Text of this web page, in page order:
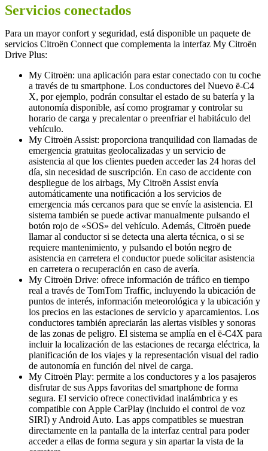
Servicios conectados
Para un mayor confort y seguridad, está disponible un paquete de
servicios Citroën Connect que complementa la interfaz My Citroën
Drive Plus:
My Citroën: una aplicación para estar conectado con tu coche
a través de tu smartphone. Los conductores del Nuevo ë-C4
X, por ejemplo, podrán consultar el estado de su batería y la
autonomía disponible, así como programar y controlar su
horario de carga y precalentar o preenfriar el habitáculo del
vehículo.
My Citroën Assist: proporciona tranquilidad con llamadas de
emergencia gratuitas geolocalizadas y un servicio de
asistencia al que los clientes pueden acceder las 24 horas del
día, sin necesidad de suscripción. En caso de accidente con
despliegue de los airbags, My Citroën Assist envía
automáticamente una notificación a los servicios de
emergencia más cercanos para que se envíe la asistencia. El
sistema también se puede activar manualmente pulsando el
botón rojo de «SOS» del vehículo. Además, Citroën puede
llamar al conductor si se detecta una alerta técnica, o si se
requiere mantenimiento, y pulsando el botón negro de
asistencia en carretera el conductor puede solicitar asistencia
en carretera o recuperación en caso de avería.
My Citroën Drive: ofrece información de tráfico en tiempo
real a través de TomTom Traffic, incluyendo la ubicación de
puntos de interés, información meteorológica y la ubicación y
los precios en las estaciones de servicio y aparcamientos. Los
conductores también apreciarán las alertas visibles y sonoras
de las zonas de peligro. El sistema se amplía en el ë-C4X para
incluir la localización de las estaciones de recarga eléctrica, la
planificación de los viajes y la representación visual del radio
de autonomía en función del nivel de carga.
My Citroën Play: permite a los conductores y a los pasajeros
disfrutar de sus Apps favoritas del smartphone de forma
segura. El servicio ofrece conectividad inalámbrica y es
compatible con Apple CarPlay (incluido el control de voz
SIRI) y Android Auto. Las apps compatibles se muestran
directamente en la pantalla de la interfaz central para poder
acceder a ellas de forma segura y sin apartar la vista de la